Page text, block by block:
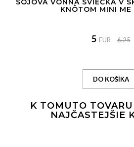
SÓJOVÁ VONNÁ SVIEČKA V
KNÔTOM MINI ME
5 EUR 6.25
K TOMUTO
NAJČASTEJŠIE